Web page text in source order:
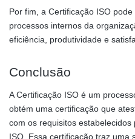
Por fim, a Certificação ISO
processos internos da
eficiência, produtividade e
Conclusão
A Certificação ISO é um
obtém uma certificação que
com os requisitos
ISO. Essa certificação traz uma